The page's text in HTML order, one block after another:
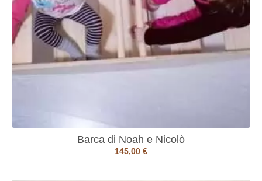
Barca di Noah e Nicolò
145,00 €